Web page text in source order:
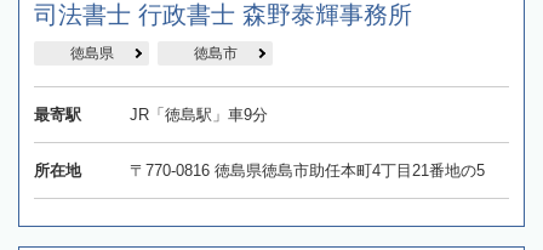
司法書士 行政書士 森野泰輝事務所
徳島県 徳島市
最寄駅 JR「徳島駅」車9分
所在地 〒770-0816 徳島県徳島市助任本町4丁目21番地の5